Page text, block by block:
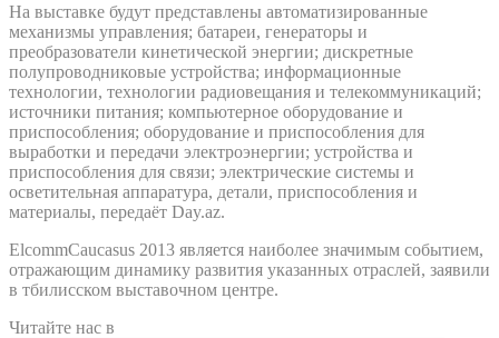
На выставке будут представлены автоматизированные
механизмы управления; батареи, генераторы и
преобразователи кинетической энергии; дискретные
полупроводниковые устройства; информационные
технологии, технологии радиовещания и телекоммуникаций;
источники питания; компьютерное оборудование и
приспособления; оборудование и приспособления для
выработки и передачи электроэнергии; устройства и
приспособления для связи; электрические системы и
осветительная аппаратура, детали, приспособления и
материалы, передаёт Day.az.
ElcommCaucasus 2013 является наиболее значимым событием,
отражающим динамику развития указанных отраслей, заявили
в тбилисском выставочном центре.
Читайте нас в